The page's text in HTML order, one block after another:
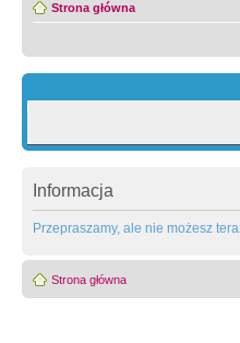
Strona główna
Informacja
Przepraszamy, ale nie możesz
Strona główna